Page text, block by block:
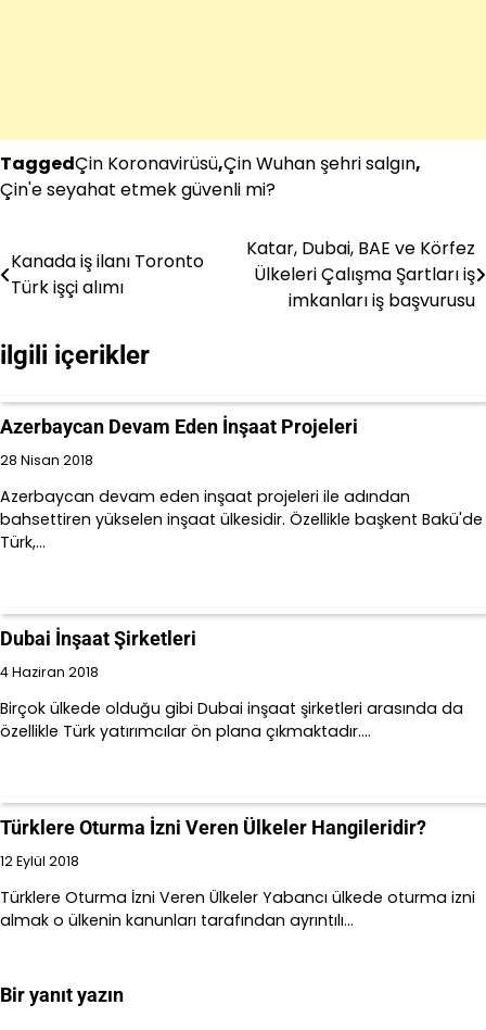
TaggedÇin Koronavirüsü,Çin Wuhan şehri salgın,
Çin'e seyahat etmek güvenli mi?
Yazı
gezinmesi
Kanada iş ilanı Toronto
Türk işçi alımı
Katar, Dubai, BAE ve Körfez
Ülkeleri Çalışma Şartları iş
imkanları iş başvurusu
ilgili içerikler
Azerbaycan Devam Eden İnşaat Projeleri
28 Nisan 2018
Azerbaycan devam eden inşaat projeleri ile adından
bahsettiren yükselen inşaat ülkesidir. Özellikle başkent Bakü'de
Türk,…
Dubai İnşaat Şirketleri
4 Haziran 2018
Birçok ülkede olduğu gibi Dubai inşaat şirketleri arasında da
özellikle Türk yatırımcılar ön plana çıkmaktadır.…
Türklere Oturma İzni Veren Ülkeler Hangileridir?
12 Eylül 2018
Türklere Oturma İzni Veren Ülkeler Yabancı ülkede oturma izni
almak o ülkenin kanunları tarafından ayrıntılı…
Bir yanıt yazın